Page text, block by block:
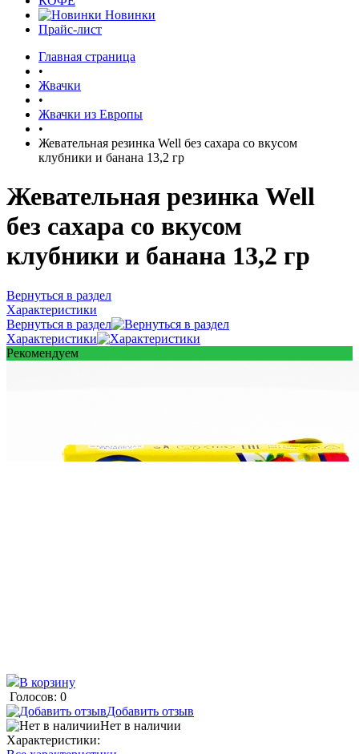
Новинки
Прайс-лист
Главная страница
•
Жвачки
•
Жвачки из Европы
•
Жевательная резинка Well без сахара со вкусом
клубники и банана 13,2 гр
Жевательная резинка Well
без сахара со вкусом
клубники и банана 13,2 гр
Вернуться в раздел
Характеристики
Вернуться в раздел
Характеристики
Рекомендуем
В корзину
Голосов: 0
Добавить отзыв
Нет в наличии
Характеристики: